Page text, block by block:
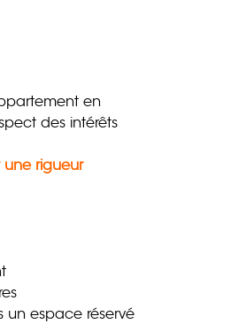
en
des intérêts
une rigueur
un espace réservé